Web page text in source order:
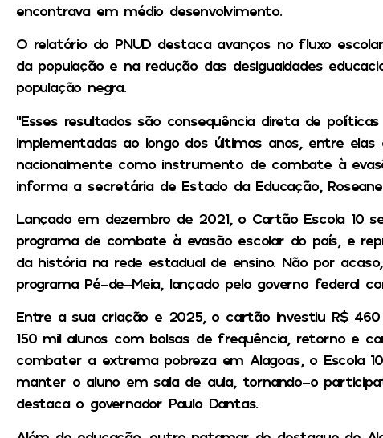
encontrava em médio desenvolvimento.
O relatório do PNUD destaca avanços no fluxo
da população e na redução das desigualdades
população negra.
“Esses resultados são consequência direta de
implementadas ao longo dos últimos anos, entre elas
nacionalmente como instrumento de combate à
informa a secretária de Estado da Educação,
Lançado em dezembro de 2021, o Cartão Escola 10
programa de combate à evasão escolar do país, e
da história na rede estadual de ensino. Não por
programa Pé-de-Meia, lançado pelo governo federal
Entre a sua criação e 2025, o cartão investiu R$ 460
150 mil alunos com bolsas de frequência, retorno e
combater a extrema pobreza em Alagoas, o Escola
manter o aluno em sala de aula, tornando-o
destaca o governador Paulo Dantas.